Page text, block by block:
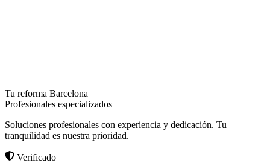
Tu reforma Barcelona
Profesionales especializados
Soluciones profesionales con experiencia y dedicación. Tu
tranquilidad es nuestra prioridad.
Verificado